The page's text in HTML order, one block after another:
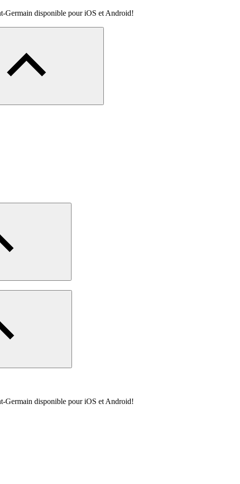
Germain disponible pour iOS et Android!
Germain disponible pour iOS et Android!